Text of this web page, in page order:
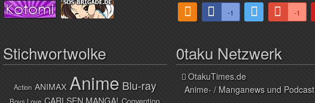
-1 -1
Stichwortwolke
Action ANIMAX Anime Blu-ray
Boys Love CARLSEN MANGA! Convention
0taku Netzwerk
OtakuTimes.de
Anime- / Manganews und Podcast